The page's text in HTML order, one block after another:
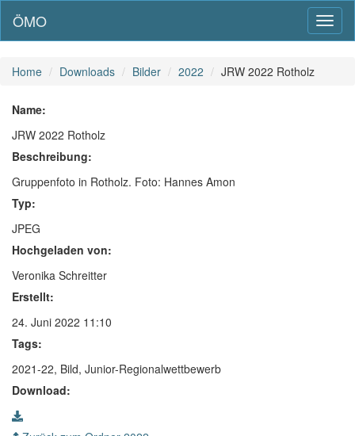
ÖMO
Home Downloads Bilder 2022 JRW 2022 Rotholz
Name:
JRW 2022 Rotholz
Beschreibung:
Gruppenfoto in Rotholz. Foto: Hannes Amon
Typ:
JPEG
Hochgeladen von:
Veronika Schreitter
Erstellt:
24. Juni 2022 11:10
Tags:
2021-22, Bild, Junior-Regionalwettbewerb
Download: